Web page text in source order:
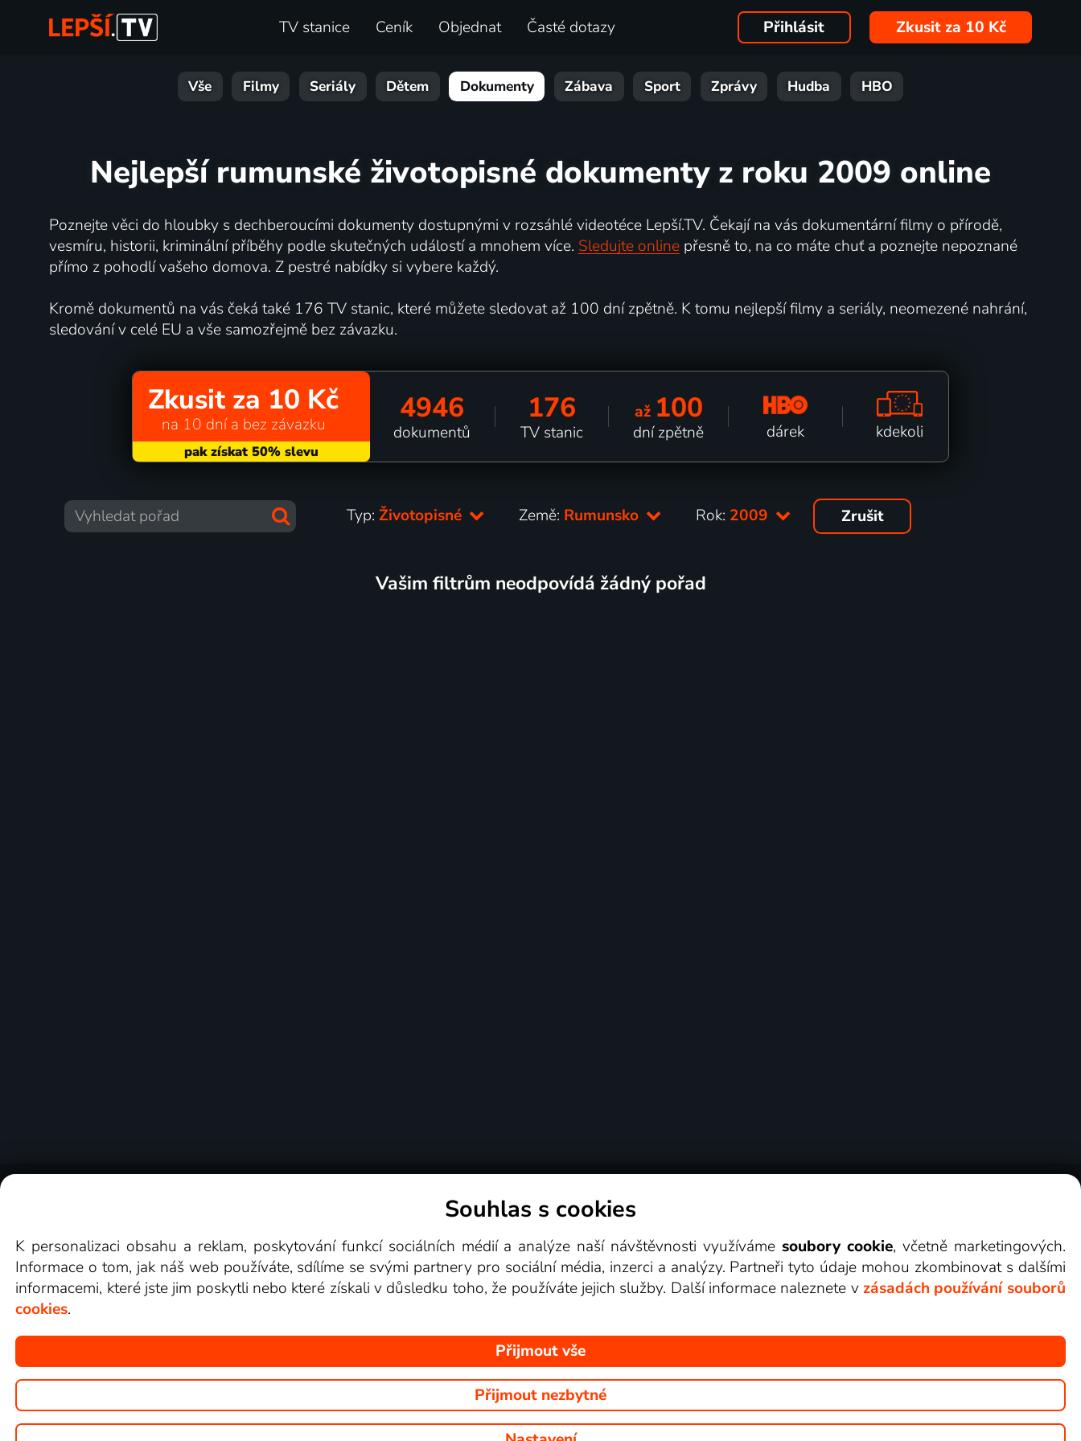
TV stanice Ceník Objednat Časté dotazy Přihlásit Zkusit za 10 Kč
Vše Filmy Seriály Dětem Dokumenty Zábava Sport Zprávy Hudba HBO
Nejlepší rumunské životopisné dokumenty z roku 2009 online
Poznejte věci do hloubky s dechberoucími dokumenty dostupnými v rozsáhlé videotéce Lepší.TV. Čekají na vás dokumentární filmy o přírodě,
vesmíru, historii, kriminální příběhy podle skutečných událostí a mnohem více. Sledujte onlinepřesně to, na co máte chuť a poznejte nepoznané
přímo z pohodlí vašeho domova. Z pestré nabídky si vybere každý.
Kromě dokumentů na vás čeká také 176 TV stanic, které můžete sledovat až 100 dní zpětně. K tomu nejlepší filmy a seriály, neomezené nahrání,
sledování v celé EU a vše samozřejmě bez závazku.
Zkusit za 10 Kč
na 10 dní a bez závazku 4946
dokumentů
176
TV stanic
až 100
dní zpětně dárek kdekoli
Typ: Životopisné Země: Rumunsko Rok: 2009 Zrušit
Vašim filtrům neodpovídá žádný pořad
Videotéka
Copyright © goNET s.r.o. Na tomto webu jsou zobrazovány obrázky z pořadů TV stanic, které můžete sledovat v Lepší.TV.
Souhlas s cookies
K personalizaci obsahu a reklam, poskytování funkcí sociálních médií a analýze naší návštěvnosti využívámesoubory cookie, včetně marketingových.
Informace o tom, jak náš web používáte, sdílíme se svými partnery pro sociální média, inzerci a analýzy. Partneři tyto údaje mohou zkombinovat s dalšími
informacemi, které jste jim poskytli nebo které získali v důsledku toho, že používáte jejich služby. Další informace naleznete v zásadách používání souborů
cookies.
Přijmout vše
Přijmout nezbytné